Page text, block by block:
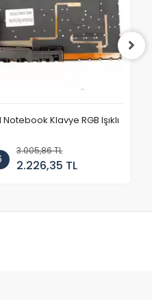
Klavye RGB Işıklı
3.005,86 TL
2.226,35 TL